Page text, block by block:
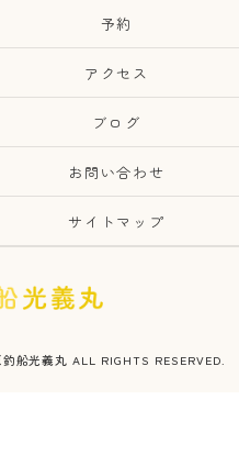
予約
アクセス
ブログ
お問い合わせ
サイトマップ
船光義丸 ALL RIGHTS RESERVED.